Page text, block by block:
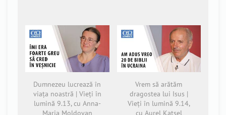
Dumnezeu lucrează în
viața noastră | Vieți în
lumină 9.13, cu Anna-
Vrem să arătăm
dragostea lui Isus |
Vieți în lumină 9.14,